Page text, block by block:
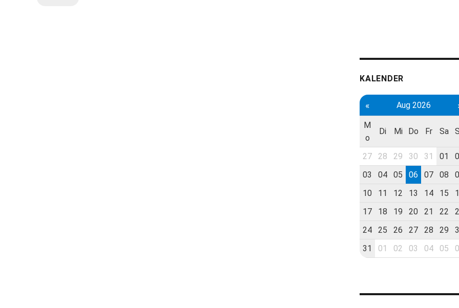
KALENDER
« Aug 2026
M
o
Di Mi Do Fr Sa
27 28 29 30 31 01
03
04 05 06 07 08
10
11 12 13 14 15
17
18 19 20 21 22
24
25 26 27 28 29
31
01 02 03 04 05